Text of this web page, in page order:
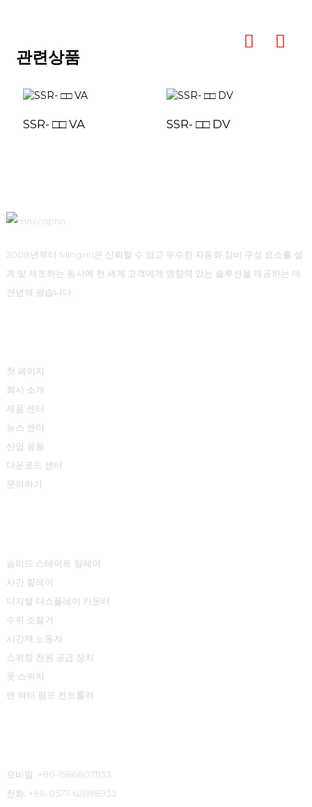
관련상품
SSR- □□ VA SSR- □□ DV
2008년부터 Mingxin은 신뢰할 수 있고 우수한 자동화 장비 구성 요소를 설
계 및 제조하는 동시에 전 세계 고객에게 영향력 있는 솔루션을 제공하는 데
전념해 왔습니다.
첫 페이지
회사 소개
제품 센터
뉴스 센터
산업 응용
다운로드 센터
문의하기
솔리드 스테이트 릴레이
시간 릴레이
디지털 디스플레이 카운터
수위 조절기
시간제 노동자
스위칭 전원 공급 장치
풋 스위치
팬 워터 펌프 컨트롤러
모바일: +86-15868071133
전화: +86-0577-62698933